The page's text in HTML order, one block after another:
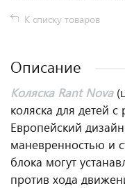
К списку товаров
Описание
Коляска Rant Nova
коляска для детей
Европейский
маневренностью и
блока могут
против хода